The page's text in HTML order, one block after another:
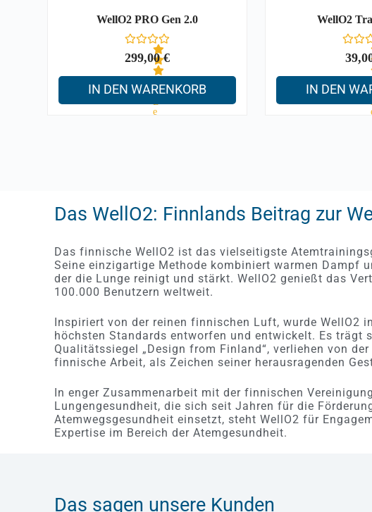
WellO2 PRO Gen 2.0
B
e
0
v
5
299,00€
IN DEN WARENKORB
WellO2
0
IN DEN
Das WellO2: Finnlands Beitrag zur
Das finnische WellO2 ist das vielseitigste
Seine einzigartige Methode kombiniert warmen Dampf
der die Lunge reinigt und stärkt. WellO2 genießt das
100.000 Benutzern weltweit.
Inspiriert von der reinen finnischen Luft, wurde WellO2
höchsten Standards entworfen und entwickelt. Es trägt
Qualitätssiegel „Design from Finland“, verliehen von
finnische Arbeit, als Zeichen seiner herausragenden
In enger Zusammenarbeit mit der finnischen
Lungengesundheit, die sich seit Jahren für die
Atemwegsgesundheit einsetzt, steht WellO2 für
Expertise im Bereich der Atemgesundheit.
Das sagen unsere Kunden